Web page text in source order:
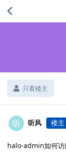
只看楼主
听 听风 楼主
halo-admin如何访